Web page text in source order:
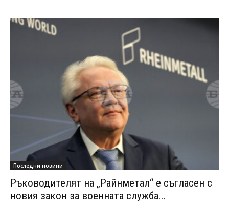
Последни новини
Ръководителят на „Райнметал“ е съгласен с
новия закон за военната служба...